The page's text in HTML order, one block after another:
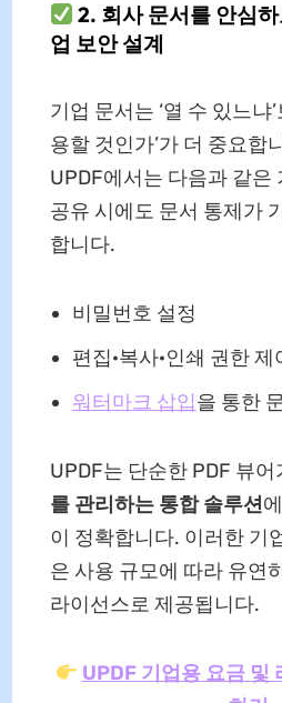
2. 회사 문서를 안심
업 보안 설계
기업 문서는 ‘열 수 있느냐
용할 것인가’가 더 중요합
UPDF에서는 다음과 같은
공유 시에도 문서 통제가
합니다.
비밀번호 설정
편집·복사·인쇄 권한 제
워터마크 삽입을 통한
UPDF는 단순한 PDF 뷰어
를 관리하는 통합 솔루션
이 정확합니다. 이러한 기
은 사용 규모에 따라 유연
라이선스로 제공됩니다.
UPDF 기업용 요금 및